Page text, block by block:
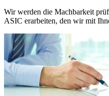
Wir werden die Machbarkeit
ASIC erarbeiten, den wir mit